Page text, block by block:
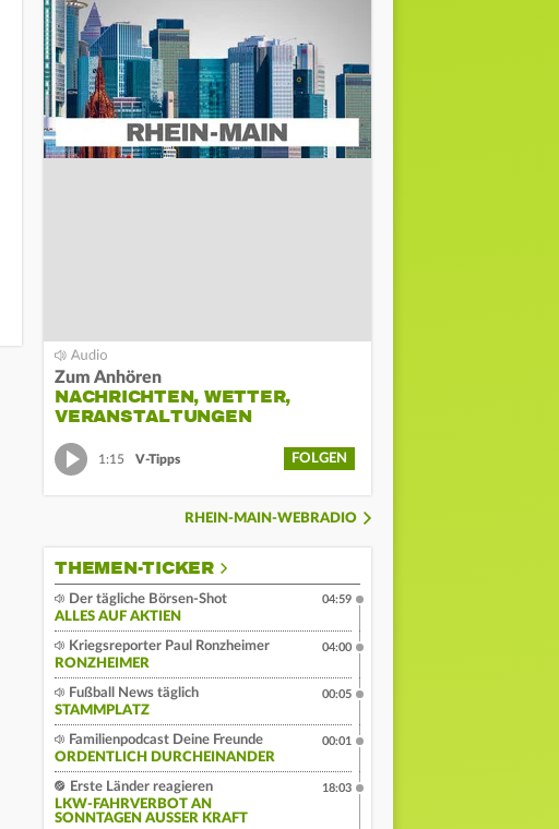
Zum Anhören
NACHRICHTEN, WETTER,
VERANSTALTUNGEN
1:15 V-Tipps FOLGEN
RHEIN-MAIN-WEBRADIO
THEMEN-TICKER
Der tägliche Börsen-Shot
ALLES AUF AKTIEN
04:59
Kriegsreporter Paul Ronzheimer
RONZHEIMER
04:00
Fußball News täglich
STAMMPLATZ
00:05
Familienpodcast Deine Freunde
ORDENTLICH DURCHEINANDER
00:01
Erste Länder reagieren
LKW-FAHRVERBOT AN
SONNTAGEN AUSSER KRAFT
18:03